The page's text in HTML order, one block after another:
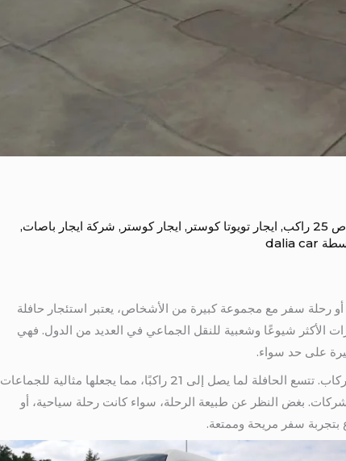
, ايجار تويوتا كوستر , ايجار كوستر , شركة ايجار باصات,
dalia car
رحلة أو رحلة سفر مع مجموعة كبيرة من الأشخاص، يعتبر استئجار حافلة
من الخيارات الأكثر شيوعًا وشعبية للنقل الجماعي في العديد من الدول. فهي
على حد سواء.
تتميز حافلة تويوتا كوستر بتصميمها الأنيق والعصري، وتوفر مقاعد واسعة ومريحة للركاب. تتسع الحافلة لما يصل إلى 21 راكبًا، مما يجعلها مثالية للجماعات
بغض النظر عن طبيعة الرحلة، سواء كانت رحلة سياحية، أو
بتجربة سفر مريحة وممتعة.